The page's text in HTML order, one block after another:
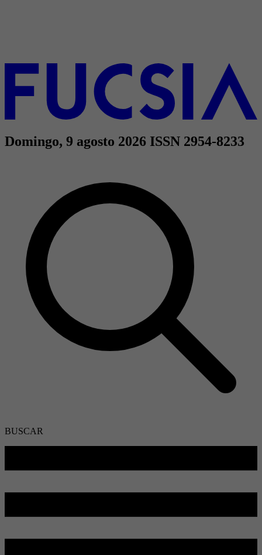
Domingo, 9 agosto 2026 ISSN 2954-8233
BUSCAR